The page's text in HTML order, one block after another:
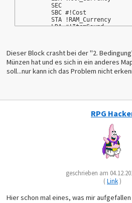
NotEnough:
RTL			;
SEP #$20
Dieser Block crasht bei der "2.
Münzen hat und es sich in ein anderes
soll...nur kann ich das Problem nicht
RPG
geschrieben am
(Link)
Hier schon mal eines, was mir